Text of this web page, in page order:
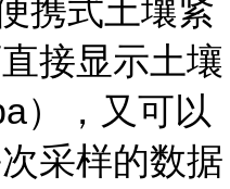
携式土壤紧
接显示土壤
），又可以
采样的数据